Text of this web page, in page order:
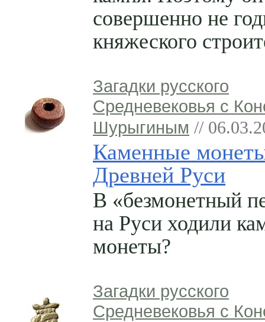
совершенно не
княжеского
Загадки русского
Средневековья с
Шурыгиным //
Каменные
Древней Руси
В «безмонетный
на Руси ходили
монеты?
Загадки русского
Средневековья с